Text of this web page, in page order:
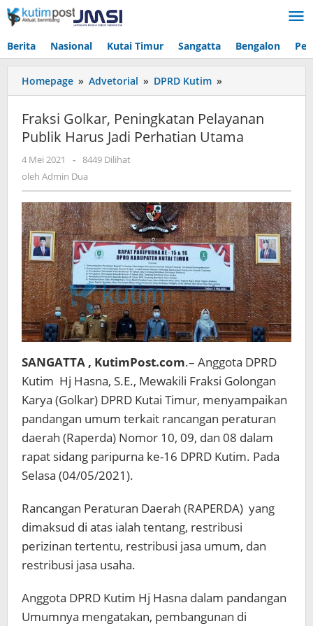
Lewati
ke
Berita Nasional Kutai Timur Sangatta Bengalon
Homepage » Advetorial » DPRD Kutim »
Golkar,
Pelayanan
Publik
Fraksi Golkar, Peningkatan Pelayanan
Publik Harus Jadi Perhatian Utama
4 Mei 2021
oleh
Admin
- 8449 Dilihat
oleh Admin Dua
SANGATTA , KutimPost.com.– Anggota DPRD
Kutim Hj Hasna, S.E., Mewakili Fraksi Golongan
Karya (Golkar) DPRD Kutai Timur, menyampaikan
pandangan umum terkait rancangan peraturan
daerah (Raperda) Nomor 10, 09, dan 08 dalam
rapat sidang paripurna ke-16 DPRD Kutim. Pada
Selasa (04/05/2021).
Rancangan Peraturan Daerah (RAPERDA) yang
dimaksud di atas ialah tentang, restribusi
perizinan tertentu, restribusi jasa umum, dan
restribusi jasa usaha.
Anggota DPRD Kutim Hj Hasna dalam pandangan
Umumnya mengatakan, pembangunan di